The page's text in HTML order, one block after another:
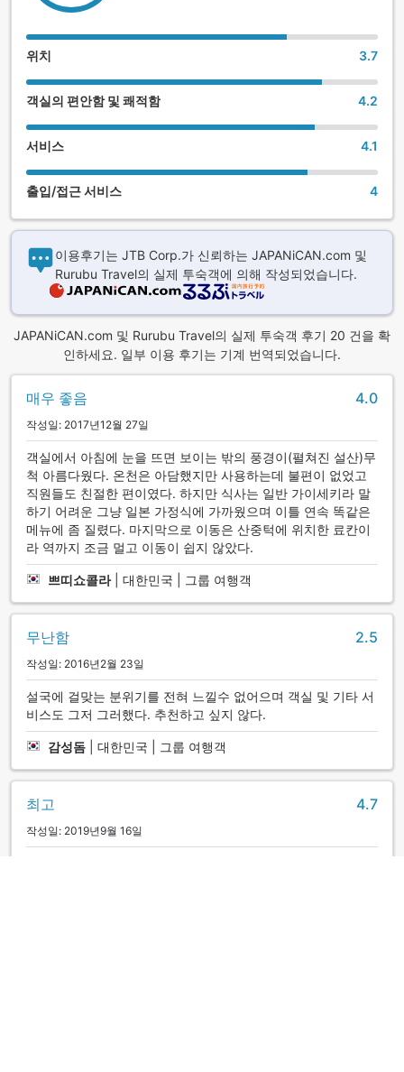
위치 3.7
객실의 편안함 및 쾌적함 4.2
서비스 4.1
출입/접근 서비스 4
이용후기는 JTB Corp.가 신뢰하는 JAPANiCAN.com 및
Rurubu Travel의 실제 투숙객에 의해 작성되었습니다.
JAPANiCAN.com 및 Rurubu Travel의 실제 투숙객 후기 20 건을 확
인하세요. 일부 이용 후기는 기계 번역되었습니다.
매우 좋음 4.0
작성일: 2017년12월 27일
객실에서 아침에 눈을 뜨면 보이는 밖의 풍경이(펼쳐진 설산)무
척 아름다웠다. 온천은 아담했지만 사용하는데 불편이 없었고
직원들도 친절한 편이였다. 하지만 식사는 일반 가이세키라 말
하기 어려운 그냥 일본 가정식에 가까웠으며 이틀 연속 똑같은
메뉴에 좀 질렸다. 마지막으로 이동은 산중턱에 위치한 료칸이
라 역까지 조금 멀고 이동이 쉽지 않았다.
쁘띠쇼콜라| 대한민국 | 그룹 여행객
무난함 2.5
작성일: 2016년2월 23일
설국에 걸맞는 분위기를 전혀 느낄수 없어으며 객실 및 기타 서
비스도 그저 그러했다. 추천하고 싶지 않다.
감성돔 대한민국 | 그룹 여행객
최고 4.7
작성일: 2019년9월 16일